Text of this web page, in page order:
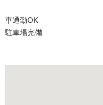
車通勤OK
駐車場完備